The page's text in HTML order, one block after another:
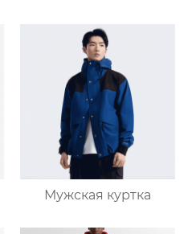
Мужская куртка